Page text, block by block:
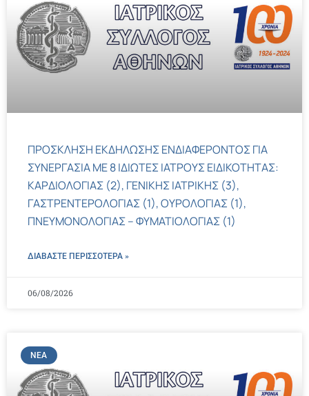
ΠΡΟΣΚΛΗΣΗ ΕΚΔΗΛΩΣΗΣ ΕΝΔΙΑΦΕΡΟΝΤΟΣ ΓΙΑ
ΣΥΝΕΡΓΑΣΙΑ ΜΕ 8 ΙΔΙΩΤΕΣ ΙΑΤΡΟΥΣ ΕΙΔΙΚΟΤΗΤΑΣ:
ΚΑΡΔΙΟΛΟΓΙΑΣ (2), ΓΕΝΙΚΗΣ ΙΑΤΡΙΚΗΣ (3),
ΓΑΣΤΡΕΝΤΕΡΟΛΟΓΙΑΣ (1), ΟΥΡΟΛΟΓΙΑΣ (1),
ΠΝΕΥΜΟΝΟΛΟΓΙΑΣ – ΦΥΜΑΤΙΟΛΟΓΙΑΣ (1)
ΔΙΑΒΑΣΤΕ ΠΕΡΙΣΣΌΤΕΡΑ »
06/08/2026
ΝΈΑ